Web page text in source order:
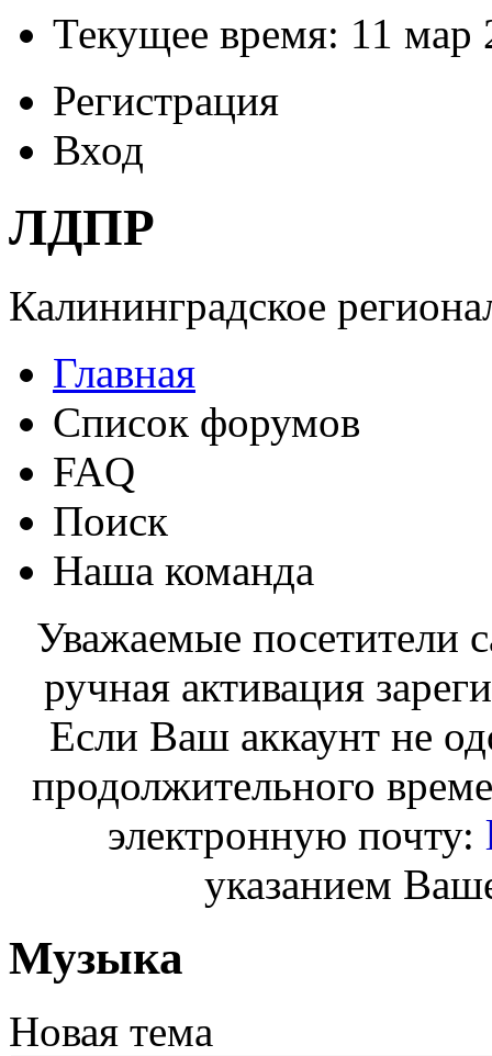
Текущее время: 11 мар
Регистрация
Вход
ЛДПР
Калининградское
Главная
Список форумов
FAQ
Поиск
Наша команда
Уважаемые посетители
ручная активация
Если Ваш аккаунт не
продолжительного
электронную почту:
указанием
Музыка
Новая тема